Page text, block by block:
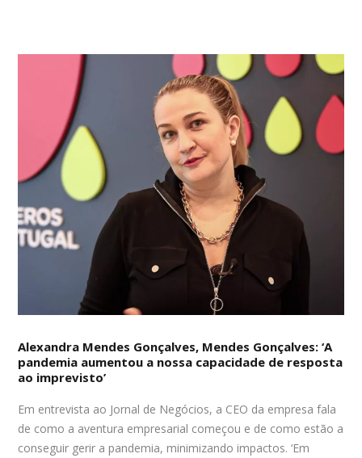
Alexandra Mendes Gonçalves, Mendes Gonçalves: ‘A
pandemia aumentou a nossa capacidade de resposta
ao imprevisto’
Em entrevista ao Jornal de Negócios, a CEO da empresa fala
de como a aventura empresarial começou e de como estão a
conseguir gerir a pandemia, minimizando impactos. ‘Em